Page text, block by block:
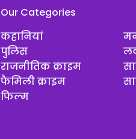
Our Categories
कहानियां
पुलिस
राजनीतिक क्राइम
फैमिली क्राइम
फिल्म